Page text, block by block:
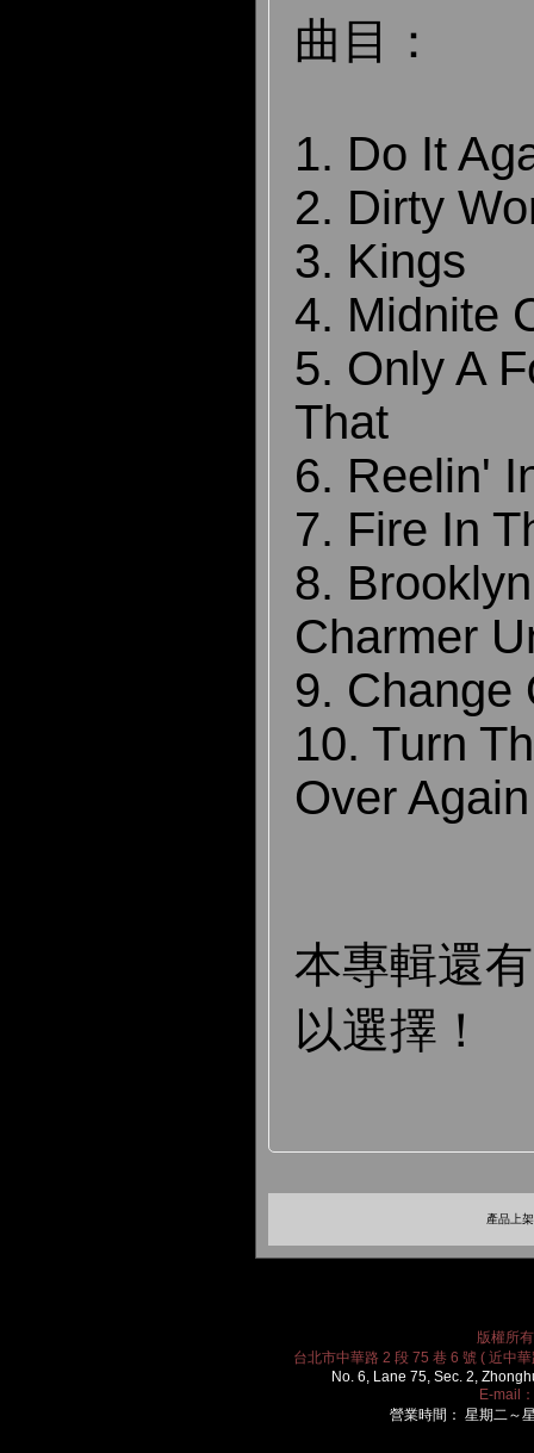
曲目：
1. Do It
2. Dirty
3. Kings
4. Midnite
5. Only A
That
6. Reelin'
7. Fire In
8.
Charmer
9. Change
10. Turn
Over Again
本專輯還
以選擇！
產品上
版權所
台北市中華路 2 段 75 巷 6 號 ( 近中
No. 6, Lane 75, Sec. 2,
E-mail：
營業時間： 星期二～